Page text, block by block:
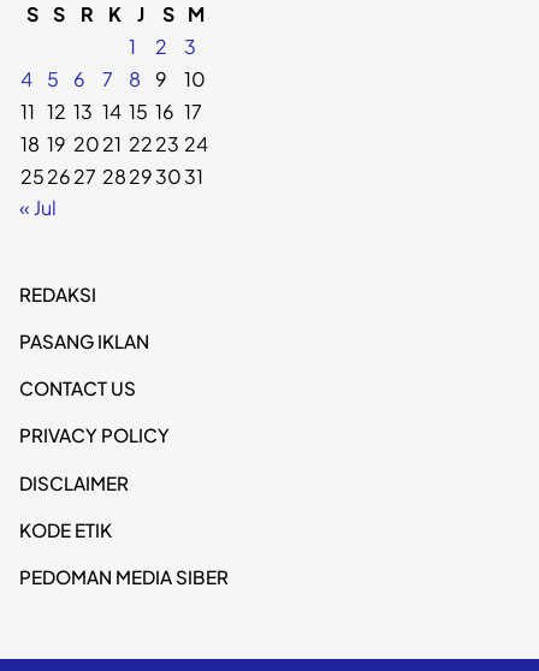
S S R K J S M
1
2
3
4
5 6 7 8 9
10
11 12 13 14 15 16 17
18 19 2021 2223 24
252627 28293031
« Jul
REDAKSI
PASANG IKLAN
CONTACT US
PRIVACY POLICY
DISCLAIMER
KODE ETIK
PEDOMAN MEDIA SIBER